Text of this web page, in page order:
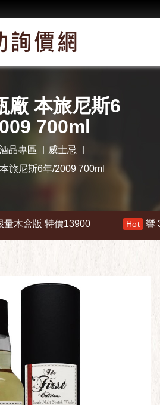
廠 本旅尼斯6
700ml
品專區
威士忌
旅尼斯6年/2009 700ml
特價13900 Hot 響 30年 特